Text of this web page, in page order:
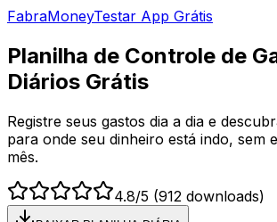
FabraMoneyTestar App Grátis
Planilha de Controle de
Diários Grátis
Registre seus gastos dia a dia e
para onde seu dinheiro está indo, sem
mês.
4.8/5 (912 downloads)